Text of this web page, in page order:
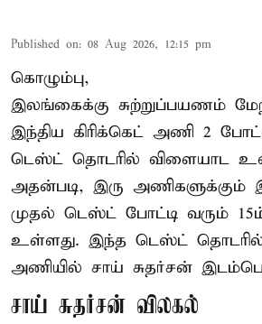
Published on: 08 Aug 2026, 12:15 pm
கொழும்பு,
இலங்கைக்கு சுற்றுப்பயணம்
இந்திய கிரிக்கெட் அணி 2
டெஸ்ட் தொடரில் விளையாட
அதன்படி, இரு
முதல் டெஸ்ட் போட்டி வரும்
உள்ளது. இந்த டெஸ்ட்
அணியில் சாய் சுதர்சன்
சாய் சுதர்சன் விலகல்